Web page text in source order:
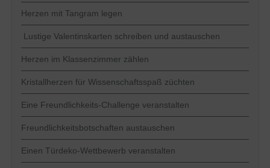
Herzen mit Tangram legen
Lustige Valentinskarten schreiben und austauschen
Herzen im Klassenzimmer zählen
Kristallherzen für Wissenschaftsspaß züchten
Eine Freundlichkeits-Challenge veranstalten
Freundlichkeitsbotschaften austauschen
Einen Türdeko-Wettbewerb veranstalten